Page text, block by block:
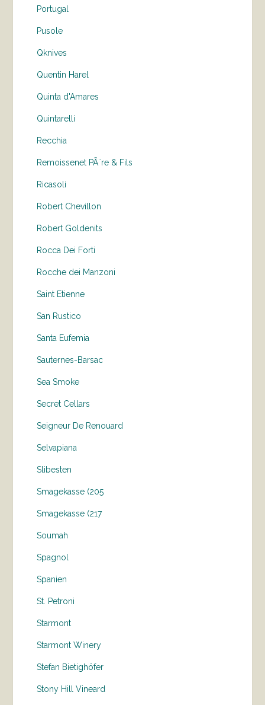
Portugal
Pusole
Qknives
Quentin Harel
Quinta d'Amares
Quintarelli
Recchia
Remoissenet PÃ¨re & Fils
Ricasoli
Robert Chevillon
Robert Goldenits
Rocca Dei Forti
Rocche dei Manzoni
Saint Etienne
San Rustico
Santa Eufemia
Sauternes-Barsac
Sea Smoke
Secret Cellars
Seigneur De Renouard
Selvapiana
Slibesten
Smagekasse (205
Smagekasse (217
Soumah
Spagnol
Spanien
St. Petroni
Starmont
Starmont Winery
Stefan Bietighöfer
Stony Hill Vineard